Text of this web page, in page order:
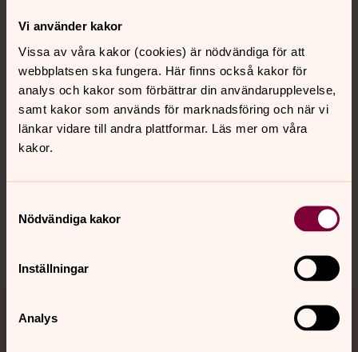
Vi använder kakor
Vissa av våra kakor (cookies) är nödvändiga för att
webbplatsen ska fungera. Här finns också kakor för
analys och kakor som förbättrar din användarupplevelse,
samt kakor som används för marknadsföring och när vi
länkar vidare till andra plattformar. Läs mer om våra
kakor.
Nödvändiga kakor
Inställningar
Analys
Kontakt
Kalender
Hitta snabbt
Jourhavande präst